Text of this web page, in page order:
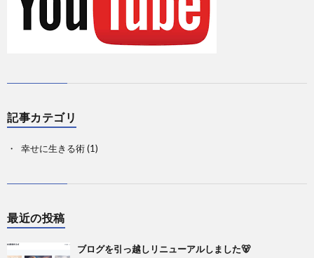
記事カテゴリ
幸せに生きる術(1)
最近の投稿
ブログを引っ越しリニューアルしました🐻